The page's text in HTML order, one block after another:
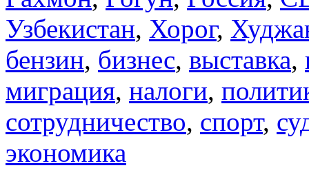
Узбекистан, Хорог,
бензин, бизнес, выставка,
миграция, налоги,
сотрудничество, спорт,
экономика